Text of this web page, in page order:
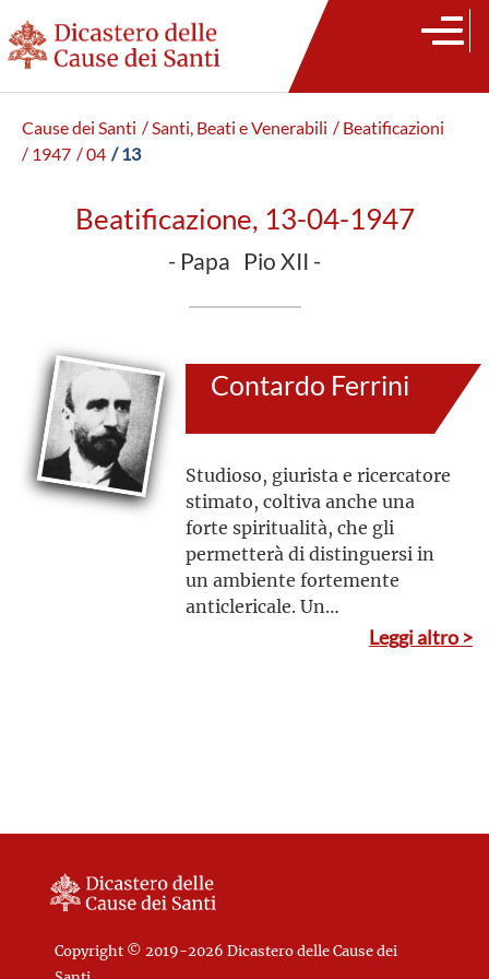
Cause dei Santi / Santi, Beati e Venerabili / Beatificazioni
/ 1947 / 04 / 13
Beatificazione, 13-04-1947
- Papa Pio XII -
Contardo Ferrini
Studioso, giurista e ricercatore
stimato, coltiva anche una
forte spiritualità, che gli
permetterà di distinguersi in
un ambiente fortemente
anticlericale. Un
atteggiamento che diventerà
Leggi altro >
Copyright © 2019-2026 Dicastero delle Cause dei